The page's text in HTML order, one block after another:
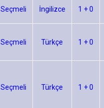
Seçmeli İngilizce 1 + 0
Seçmeli Türkçe 1 + 0
Seçmeli Türkçe 1 + 0